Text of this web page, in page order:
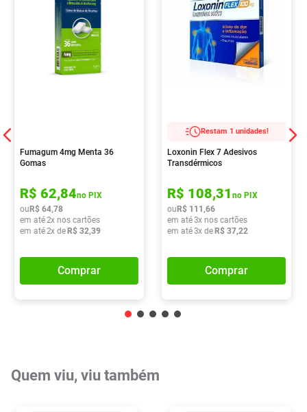
Fumagum 4mg Menta 36
Gomas
R$ 62,84no PIX
ou R$ 64,78
em até2x nos cartões
em até2x de R$ 32,39
Comprar
Restam 1 unidades!
Loxonin Flex 7 Adesivos
Transdérmicos
R$ 108,31 no PIX
ou R$ 111 ,66
em até3x nos cartões
em até3x de R$ 37,22
Comprar
Quem viu, viu também